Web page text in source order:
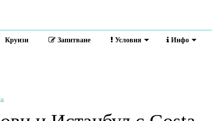
Круизи Запитване Условия Инфо